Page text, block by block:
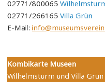
02771/800065
02771/266165Villa Grün
E-Mail:
Kombikarte Museen
Wilhelmsturm und Villa Grün